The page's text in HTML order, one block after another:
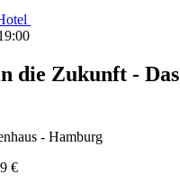
die Zukunft - Das
- Hamburg
€